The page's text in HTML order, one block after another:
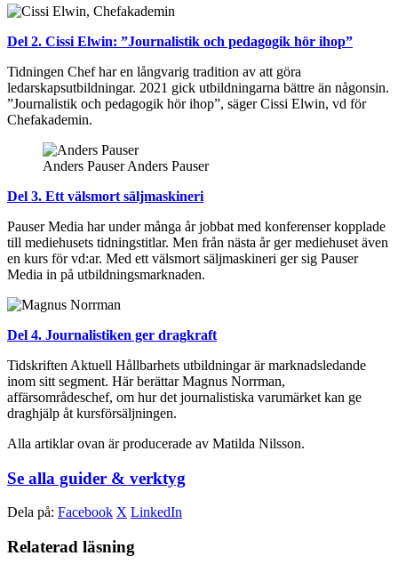
Del 2. Cissi Elwin: ”Journalistik och pedagogik hör ihop”
Tidningen Chef har en långvarig tradition av att göra
ledarskapsutbildningar. 2021 gick utbildningarna bättre än någonsin.
”Journalistik och pedagogik hör ihop”, säger Cissi Elwin, vd för
Chefakademin.
Anders PauserAnders Pauser
Del 3. Ett välsmort säljmaskineri
Pauser Media har under många år jobbat med konferenser kopplade
till mediehusets tidningstitlar. Men från nästa år ger mediehuset även
en kurs för vd:ar. Med ett välsmort säljmaskineri ger sig Pauser
Media in på utbildningsmarknaden.
Del 4. Journalistiken ger dragkraft
Tidskriften Aktuell Hållbarhets utbildningar är marknadsledande
inom sitt segment. Här berättar Magnus Norrman,
affärsområdeschef, om hur det journalistiska varumärket kan ge
draghjälp åt kursförsäljningen.
Alla artiklar ovan är producerade av Matilda Nilsson.
Se alla guider & verktyg
Dela på: Facebook X LinkedIn
Relaterad läsning